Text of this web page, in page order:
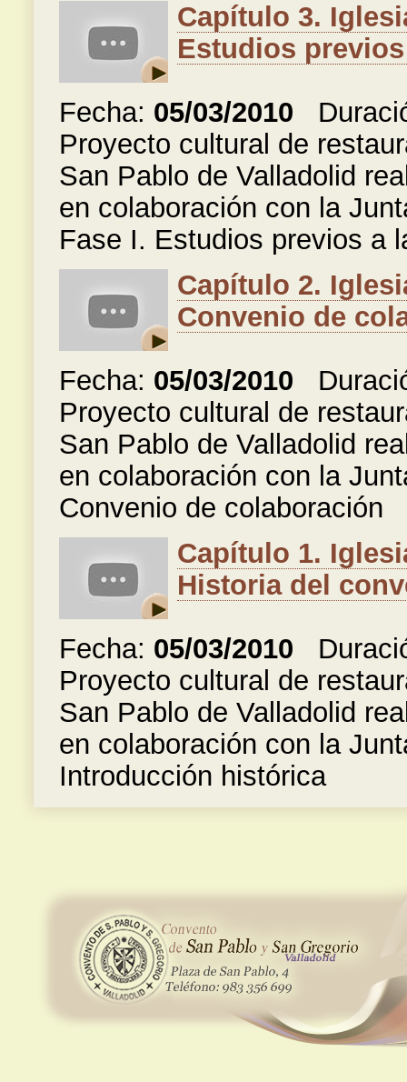
Capítulo 3.
Estudios
Fecha: 05/03/2010
Proyecto cultural de
San Pablo de Valladolid
en colaboración con la
Fase I. Estudios previos a
Capítulo 2.
Convenio de
Fecha: 05/03/2010
Proyecto cultural de
San Pablo de Valladolid
en colaboración con la
Convenio de colaboración
Capítulo 1.
Historia del
Fecha: 05/03/2010
Proyecto cultural de
San Pablo de Valladolid
en colaboración con la
Introducción histórica